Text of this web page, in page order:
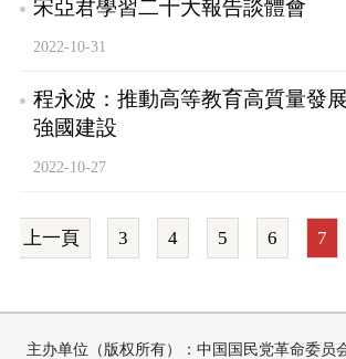
宋亞君學習二十大報告談體會
2022-10-31
程永波：推動高等教育高質量發
強國建設
2022-10-27
上一頁 3 4 5 6 7
主办单位（版权所有）：中国国民党革命委员